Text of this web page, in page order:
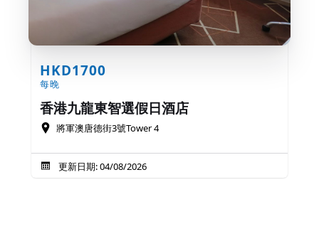
HKD1700
每晚
香港九龍東智選假日酒店
將軍澳唐德街3號Tower 4
更新日期: 04/08/2026